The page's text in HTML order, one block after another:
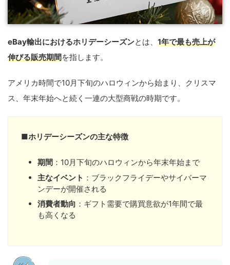
eBay輸出におけるホリデーシーズンとは、 1年で最も売上が
伸びる販売期間を指します。
アメリカ時間で10月下旬のハロウィンから始まり、クリスマ
ス、年末年始へと続く一連の大型商戦の時期です。
■ホリデーシーズンの主な特徴
期間：10月下旬のハロウィンから年末年始まで
主なイベント ：ブラックフライデーやサイバーマ
ンデーが開催される
消費者動向 ：ギフト需要で購買意欲が1年間で最
も高くなる